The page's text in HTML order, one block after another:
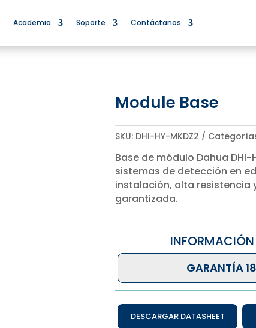
Academia Soporte Contáctanos
Module Base
SKU: DHI-HY-MKDZ2
Base de módulo Dahua DHI-
sistemas de detección en
instalación, alta resistencia
garantizada.
GARANTÍA
DESCARGAR DATASHEET